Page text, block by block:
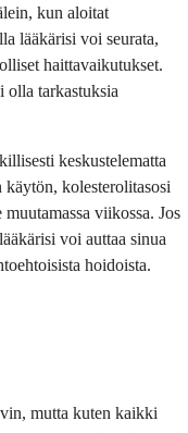
kun aloitat
lääkärisi voi seurata,
haittavaikutukset.
tarkastuksia
keskustelematta
kolesterolitasosi
viikossa. Jos
voi auttaa sinua
hoidoista.
mutta kuten kaikki